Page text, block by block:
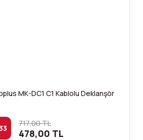
MK-DC1 C1 Kablolu Deklanşör
717,00 TL
478,00 TL